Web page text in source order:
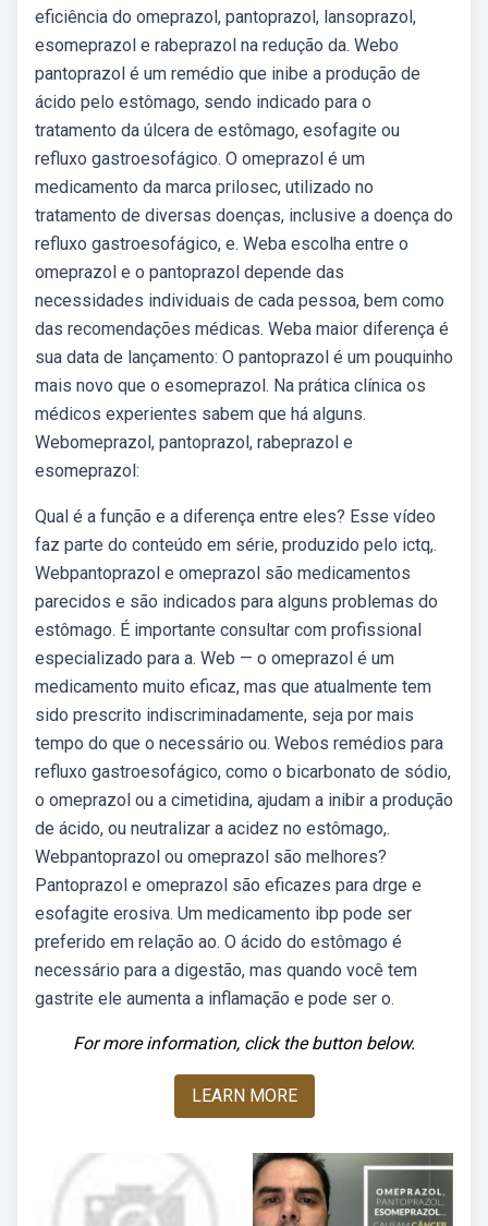
eficiência do omeprazol, pantoprazol, lansoprazol,
esomeprazol e rabeprazol na redução da. Webo
pantoprazol é um remédio que inibe a produção de
ácido pelo estômago, sendo indicado para o
tratamento da úlcera de estômago, esofagite ou
refluxo gastroesofágico. O omeprazol é um
medicamento da marca prilosec, utilizado no
tratamento de diversas doenças, inclusive a doença do
refluxo gastroesofágico, e. Weba escolha entre o
omeprazol e o pantoprazol depende das
necessidades individuais de cada pessoa, bem como
das recomendações médicas. Weba maior diferença é
sua data de lançamento: O pantoprazol é um pouquinho
mais novo que o esomeprazol. Na prática clínica os
médicos experientes sabem que há alguns.
Webomeprazol, pantoprazol, rabeprazol e
esomeprazol:
Qual é a função e a diferença entre eles? Esse vídeo
faz parte do conteúdo em série, produzido pelo ictq,.
Webpantoprazol e omeprazol são medicamentos
parecidos e são indicados para alguns problemas do
estômago. É importante consultar com profissional
especializado para a. Web — o omeprazol é um
medicamento muito eficaz, mas que atualmente tem
sido prescrito indiscriminadamente, seja por mais
tempo do que o necessário ou. Webos remédios para
refluxo gastroesofágico, como o bicarbonato de sódio,
o omeprazol ou a cimetidina, ajudam a inibir a produção
de ácido, ou neutralizar a acidez no estômago,.
Webpantoprazol ou omeprazol são melhores?
Pantoprazol e omeprazol são eficazes para drge e
esofagite erosiva. Um medicamento ibp pode ser
preferido em relação ao. O ácido do estômago é
necessário para a digestão, mas quando você tem
gastrite ele aumenta a inflamação e pode ser o.
For more information, click the button below.
LEARN MORE